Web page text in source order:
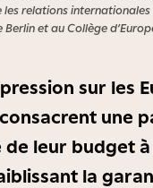
les relations internationales
Berlin et au Collège
sur les
une
leur budget à
la